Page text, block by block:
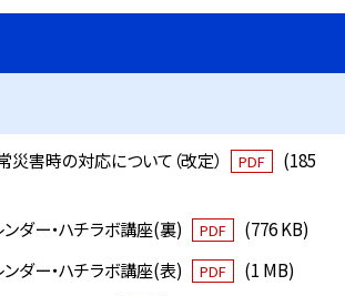
災害時の対応について（改定） PDF
(185
ダー・ハチラボ講座(裏)
PDF
(776 KB)
ダー・ハチラボ講座(表)
PDF
(1 MB)